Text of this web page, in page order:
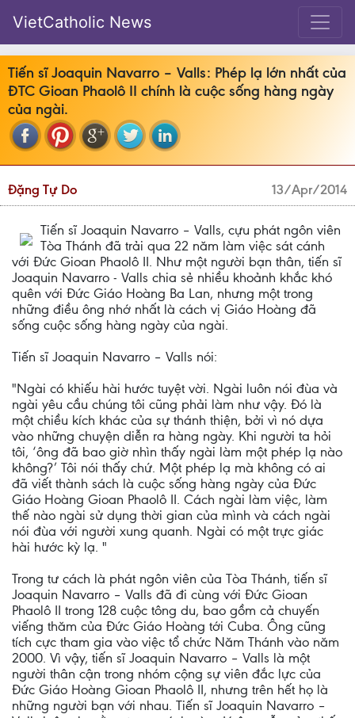
VietCatholic News
Tiến sĩ Joaquin Navarro – Valls: Phép lạ lớn nhất của
ĐTC Gioan Phaolô II chính là cuộc sống hàng ngày
của ngài.
Đặng Tự Do 13/Apr/2014
Tiến sĩ Joaquin Navarro – Valls, cựu phát ngôn viên
Tòa Thánh đã trải qua 22 năm làm việc sát cánh
với Đức Gioan Phaolô II. Như một người bạn thân, tiến sĩ
Joaquin Navarro - Valls chia sẻ nhiều khoảnh khắc khó
quên với Đức Giáo Hoàng Ba Lan, nhưng một trong
những điều ông nhớ nhất là cách vị Giáo Hoàng đã
sống cuộc sống hàng ngày của ngài.
Tiến sĩ Joaquin Navarro – Valls nói:
"Ngài có khiếu hài hước tuyệt vời. Ngài luôn nói đùa và
ngài yêu cầu chúng tôi cũng phải làm như vậy. Đó là
một chiều kích khác của sự thánh thiện, bởi vì nó dựa
vào những chuyện diễn ra hàng ngày. Khi người ta hỏi
tôi, ‘ông đã bao giờ nhìn thấy ngài làm một phép lạ nào
không?’ Tôi nói thấy chứ. Một phép lạ mà không có ai
đã viết thành sách là cuộc sống hàng ngày của Đức
Giáo Hoàng Gioan Phaolô II. Cách ngài làm việc, làm
thế nào ngài sử dụng thời gian của mình và cách ngài
nói đùa với người xung quanh. Ngài có một trực giác
hài hước kỳ lạ. "
Trong tư cách là phát ngôn viên của Tòa Thánh, tiến sĩ
Joaquin Navarro – Valls đã đi cùng với Đức Gioan
Phaolô II trong 128 cuộc tông du, bao gồm cả chuyến
viếng thăm của Đức Giáo Hoàng tới Cuba. Ông cũng
tích cực tham gia vào việc tổ chức Năm Thánh vào năm
2000. Vì vậy, tiến sĩ Joaquin Navarro – Valls là một
người thân cận trong nhóm cộng sự viên đắc lực của
Đức Giáo Hoàng Gioan Phaolô II, nhưng trên hết họ là
những người bạn với nhau. Tiến sĩ Joaquin Navarro –